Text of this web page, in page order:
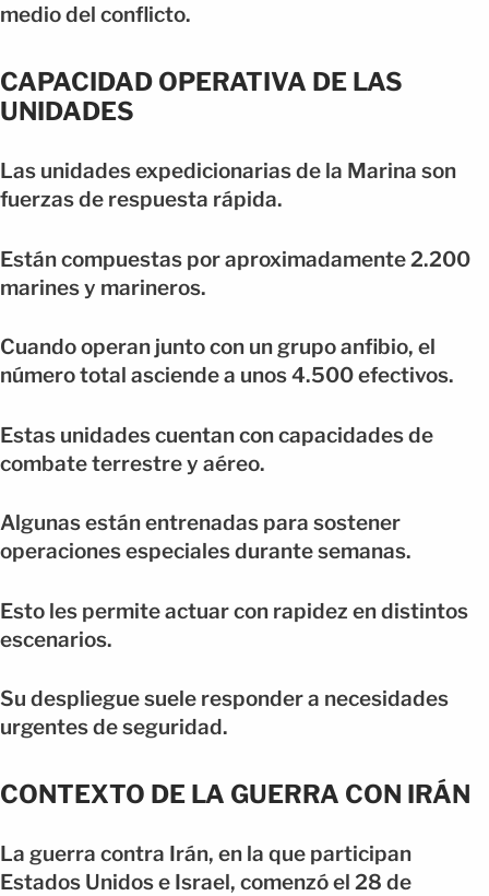
medio del conflicto.
CAPACIDAD OPERATIVA DE LAS
UNIDADES
Las unidades expedicionarias de la Marina son
fuerzas de respuesta rápida.
Están compuestas por aproximadamente 2.200
marines y marineros.
Cuando operan junto con un grupo anfibio, el
número total asciende a unos 4.500 efectivos.
Estas unidades cuentan con capacidades de
combate terrestre y aéreo.
Algunas están entrenadas para sostener
operaciones especiales durante semanas.
Esto les permite actuar con rapidez en distintos
escenarios.
Su despliegue suele responder a necesidades
urgentes de seguridad.
CONTEXTO DE LA GUERRA CON IRÁN
La guerra contra Irán, en la que participan
Estados Unidos e Israel, comenzó el 28 de